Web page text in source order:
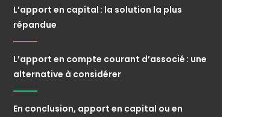
L’apport en capital : la solution la plus
répandue
L’apport en compte courant d’associé : une
alternative à considérer
En conclusion, apport en capital ou en